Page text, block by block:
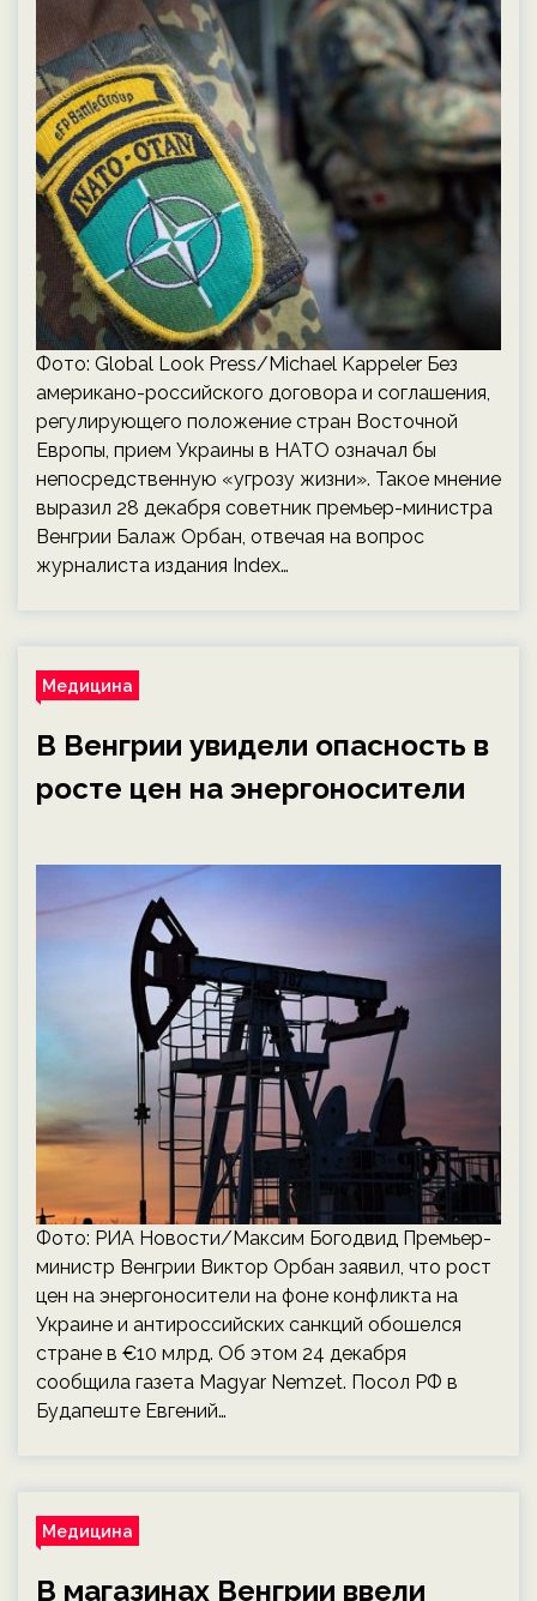
Фото: Global Look Press/Michael Kappeler Без
американо-российского договора и соглашения,
регулирующего положение стран Восточной
Европы, прием Украины в НАТО означал бы
непосредственную «угрозу жизни». Такое мнение
выразил 28 декабря советник премьер-министра
Венгрии Балаж Орбан, отвечая на вопрос
журналиста издания Index…
Медицина
В Венгрии увидели опасность в
росте цен на энергоносители
Фото: РИА Новости/Максим Богодвид Премьер-
министр Венгрии Виктор Орбан заявил, что рост
цен на энергоносители на фоне конфликта на
Украине и антироссийских санкций обошелся
стране в €10 млрд. Об этом 24 декабря
сообщила газета Magyar Nemzet. Посол РФ в
Будапеште Евгений…
Медицина
В магазинах Венгрии ввели